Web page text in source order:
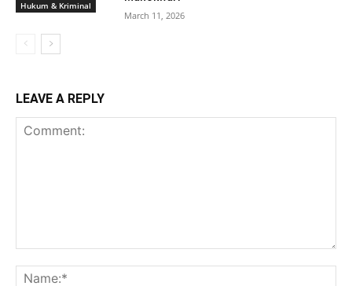
Hukum & Kriminal
March 11, 2026
LEAVE A REPLY